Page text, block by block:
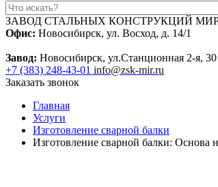
ЗАВОД СТАЛЬНЫХ КОНСТРУКЦИЙ
Офис: Новосибирск, ул. Восход, д. 14/1
Завод: Новосибирск, ул.Станционная 2-я,
+7 (383) 248-43-01 info@zsk-mir.ru
Заказать звонок
Главная
Услуги
Изготовление сварной балки
Изготовление сварной балки: